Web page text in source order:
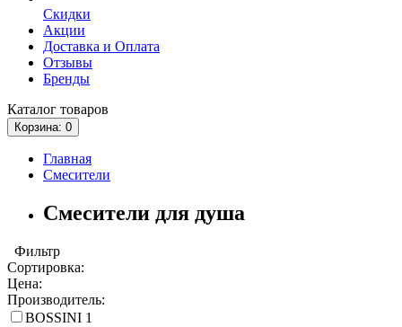
Скидки
Акции
Доставка и Оплата
Отзывы
Бренды
Каталог товаров
Корзина: 0
Главная
Смесители
Смесители для душа
Фильтр
Сортировка:
Цена:
Производитель:
BOSSINI 1